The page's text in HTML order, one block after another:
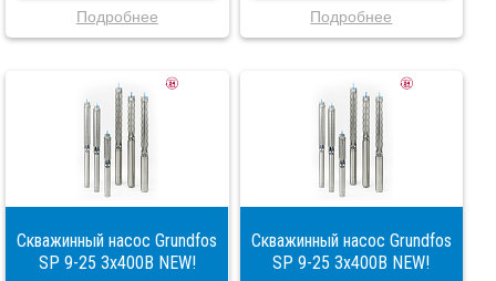
Подробнее Подробнее
Скважинный насос Grundfos
SP 9-25 3x400В NEW!
Скважинный насос Grundfos
SP 9-25 3x400В NEW!